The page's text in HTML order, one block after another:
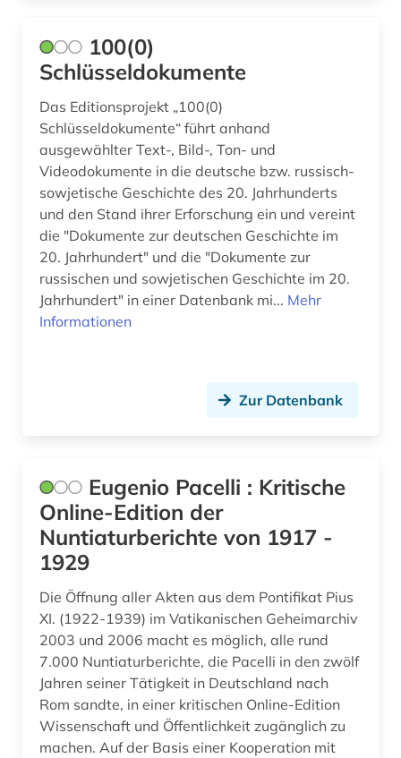
bremen (1)
buchdrucker (1)
buchgeschichte (1)
buchhandel (3)
buchhändler (1)
buchwesen (1)
bulgarisch (1)
bundes-angestelltentarifvertrag (3)
bundesarchiv (koblenz) (1)
bundesbank (1)
bundesgerichtshof (4)
bundesgesetzblatt teil i (1)
bundeskanzleramt (1)
bundesländer (1)
bundesministerium (1)
100(0)
Schlüsseldokumente
Das Editionsprojekt „100(0)
Schlüsseldokumente“ führt anhand
ausgewählter Text-, Bild-, Ton- und
Videodokumente in die deutsche bzw. russisch-
sowjetische Geschichte des 20. Jahrhunderts
und den Stand ihrer Erforschung ein und vereint
die "Dokumente zur deutschen Geschichte im
20. Jahrhundert" und die "Dokumente zur
russischen und sowjetischen Geschichte im 20.
Jahrhundert" in einer Datenbank mi... Mehr
Informationen
Zur Datenbank
Eugenio Pacelli : Kritische
Online-Edition der
Nuntiaturberichte von 1917 -
1929
Die Öffnung aller Akten aus dem Pontifikat Pius
XI. (1922-1939) im Vatikanischen Geheimarchiv
2003 und 2006 macht es möglich, alle rund
7.000 Nuntiaturberichte, die Pacelli in den zwölf
Jahren seiner Tätigkeit in Deutschland nach
Rom sandte, in einer kritischen Online-Edition
Wissenschaft und Öffentlichkeit zugänglich zu
machen. Auf der Basis einer Kooperation mit